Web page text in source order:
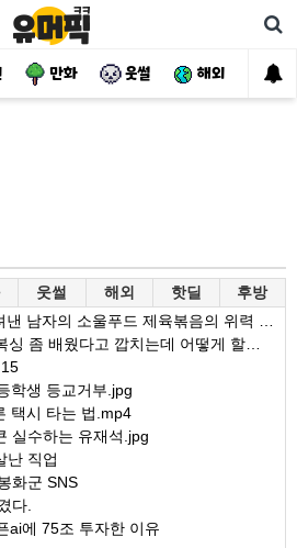
만화 웃썰 해외 핫
웃썰 해외 핫딜 후방
남자의 소울푸드 제육볶음의 위력 ㅋㅋ
좀 배웠다고 깝치는데 어떻게 할까요?
학생 등교거부.jpg
택시 타는 법.mp4
실수하는 유재석.jpg
난 직업
화군 SNS
다.
ai에 75조 투자한 이유